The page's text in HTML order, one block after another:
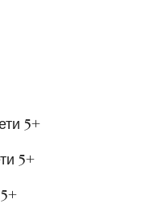
5+
5+